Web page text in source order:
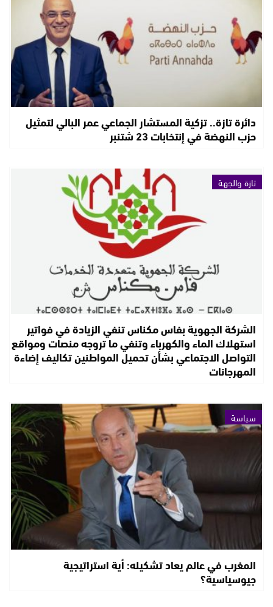
دائرة تازة.. تزكية المستشار الجماعي عمر البالي لتمثيل
حزب النهضة في إنتخابات 23 شتنبر
تازة والجهة
الشركة الجهوية بفاس مكناس تنفي الزيادة في فواتير
استهلاك الماء والكهرباء وتنفي ما تروجه منصات ومواقع
التواصل الاجتماعي بشأن تحميل المواطنين تكاليف إضاءة
المهرجانات
سياسة
المغرب في عالم يعاد تشكيله: أية استراتيجية
جيوسياسية؟